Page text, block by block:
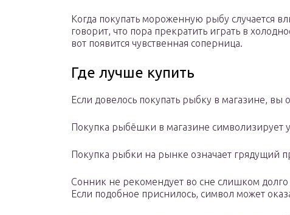
Когда покупать мороженную рыбу случается
говорит, что пора прекратить играть в
вот появится чувственная соперница.
Где лучше купить
Если довелось покупать рыбку в магазине, вы
Покупка рыбёшки в магазине символизирует
Покупка рыбки на рынке означает грядущий
Сонник не рекомендует во сне слишком
Если подобное приснилось, символ может